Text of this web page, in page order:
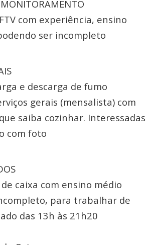
com experiência, ensino
ser incompleto
e descarga de fumo
gerais (mensalista) com
saiba cozinhar. Interessadas
com foto
caixa com ensino médio
para trabalhar de
das 13h às 21h20